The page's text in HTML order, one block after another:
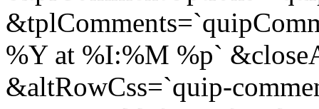
%Y at %I:%M %p`
&altRowCss=`quip-